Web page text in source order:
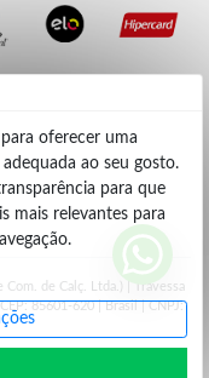
oferecer uma
ao seu gosto.
para que
mais relevantes para
de Calç. Ltda.) | Travessa
85601-620 | Brasil | CNPJ: